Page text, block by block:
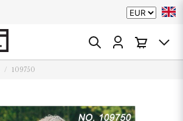
109750